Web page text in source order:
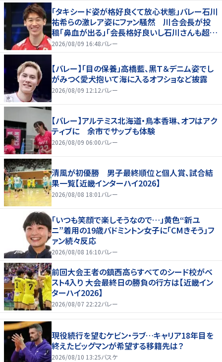
「タキシード姿が格好良くて放心状態」バレー石川
祐希らの激レア姿にファン騒然 川合会長が投
稿「鼻血が出る」「会長格好良いし石川さんも超格
好いい」
2026/08/09 16:48バレー
【バレー】「目の保養」高橋藍、黒Ｔ＆デニム姿でし
がみつく愛犬抱いて海に入るオフショなど披露
2026/08/09 12:12バレー
【バレー】アルテミス北海道・鳥本香琳、オフはアク
ティブに 余市でサップも体験
2026/08/09 06:00バレー
清風が初優勝 男子最終順位と個人賞、試合結
果一覧【近畿インターハイ2026】
2026/08/08 18:01 バレー
「いつも笑顔で楽しそうなので…」黄色“新ユ
ニ”着用の19歳バドミントン女子に「CMきそう」フ
ァン続々反応
2026/08/08 16:10バレー
前回大会王者の鎮西高らすべてのシード校がベ
スト4入り 大会最終日の勝負の行方は【近畿イン
ターハイ2026】
2026/08/07 22:22バレー
現役続行を望むケビン・ラブ…キャリア18年目を
終えたビッグマンが希望する移籍先は？
2026/08/10 13:25バスケ